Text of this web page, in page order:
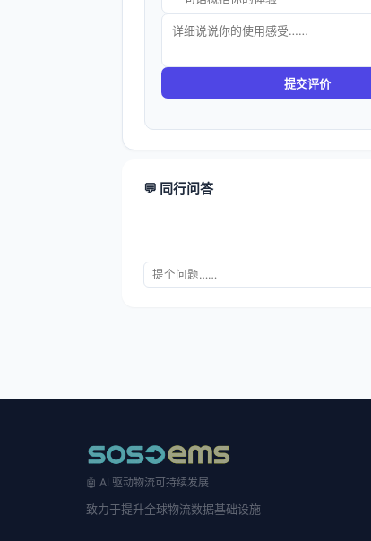
提交评价
💬 同行问答
🤖 AI 驱动物流可持续发展
致力于提升全球物流数据基础设施